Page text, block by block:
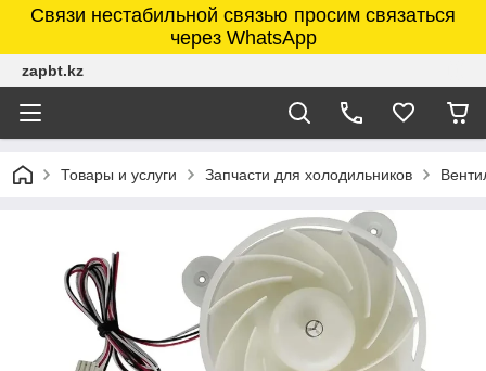
Связи нестабильной связью просим связаться
через WhatsApp
zapbt.kz
Товары и услуги Запчасти для холодильников